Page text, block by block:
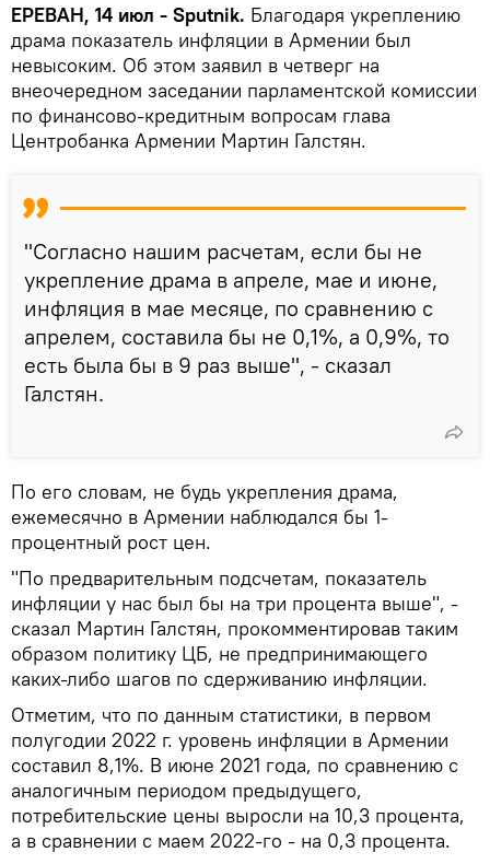
ЕРЕВАН, 14 июл - Sputnik. Благодаря укреплению
драма показатель инфляции в Армении был
невысоким. Об этом заявил в четверг на
внеочередном заседании парламентской комиссии
по финансово-кредитным вопросам глава
Центробанка Армении Мартин Галстян.
"Согласно нашим расчетам, если бы не
укрепление драма в апреле, мае и июне,
инфляция в мае месяце, по сравнению с
апрелем, составила бы не 0,1%, а 0,9%, то
есть была бы в 9 раз выше", - сказал
Галстян.
По его словам, не будь укрепления драма,
ежемесячно в Армении наблюдался бы 1-
процентный рост цен.
"По предварительным подсчетам, показатель
инфляции у нас был бы на три процента выше", -
сказал Мартин Галстян, прокомментировав таким
образом политику ЦБ, не предпринимающего
каких-либо шагов по сдерживанию инфляции.
Отметим, что по данным статистики, в первом
полугодии 2022 г. уровень инфляции в Армении
составил 8,1%. В июне 2021 года, по сравнению с
аналогичным периодом предыдущего,
потребительские цены выросли на 10,3 процента,
а в сравнении с маем 2022-го - на 0,3 процента.